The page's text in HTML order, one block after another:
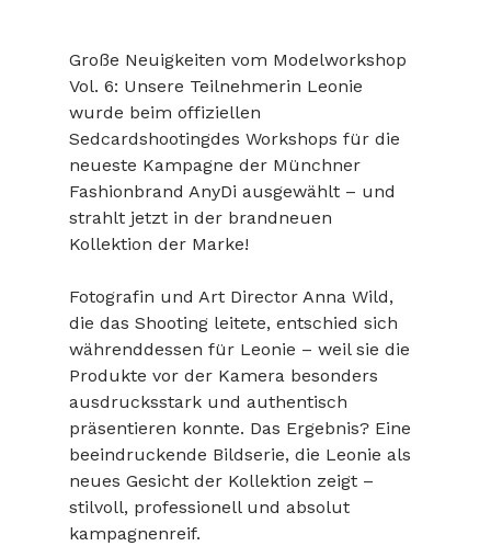
Große Neuigkeiten vom Modelworkshop
Vol. 6: Unsere Teilnehmerin Leonie
wurde beim offiziellen
Sedcardshootingdes Workshops für die
neueste Kampagne der Münchner
Fashionbrand AnyDi ausgewählt – und
strahlt jetzt in der brandneuen
Kollektion der Marke!
Fotografin und Art Director Anna Wild,
die das Shooting leitete, entschied sich
währenddessen für Leonie – weil sie die
Produkte vor der Kamera besonders
ausdrucksstark und authentisch
präsentieren konnte. Das Ergebnis? Eine
beeindruckende Bildserie, die Leonie als
neues Gesicht der Kollektion zeigt –
stilvoll, professionell und absolut
kampagnenreif.